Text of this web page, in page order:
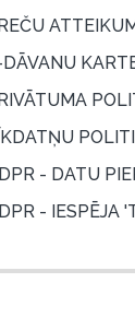
- DATU
- IESPĒJA